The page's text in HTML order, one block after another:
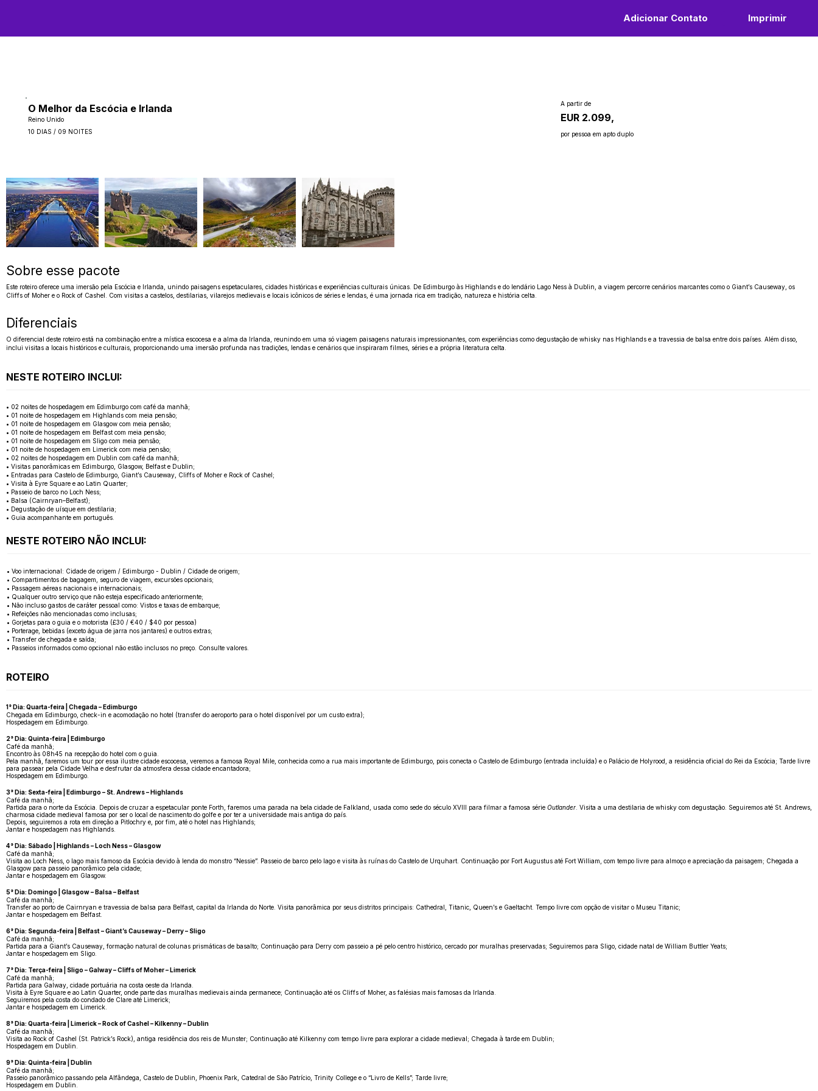
Adicionar Contato Imprimir
O Melhor da Escócia e Irlanda
Reino Unido
10 DIAS / 09 NOITES
A partir de
EUR 2.099,
por pessoa em apto duplo
Sobre esse pacote
Este roteiro oferece uma imersão pela Escócia e Irlanda, unindo paisagens espetaculares, cidades históricas e experiências culturais únicas. De Edimburgo às Highlands e do lendário Lago Ness à Dublin, a viagem percorre cenários marcantes como o Giant’s Causeway, os
Cliffs of Moher e o Rock of Cashel. Com visitas a castelos, destilarias, vilarejos medievais e locais icônicos de séries e lendas, é uma jornada rica em tradição, natureza e história celta.
Diferenciais
O diferencial deste roteiro está na combinação entre a mística escocesa e a alma da Irlanda, reunindo em uma só viagem paisagens naturais impressionantes, com experiências como degustação de whisky nas Highlands e a travessia de balsa entre dois países. Além disso,
inclui visitas a locais históricos e culturais, proporcionando uma imersão profunda nas tradições, lendas e cenários que inspiraram filmes, séries e a própria literatura celta.
NESTE ROTEIRO INCLUI:
• 02 noites de hospedagem em Edimburgo com café da manhã;
• 01 noite de hospedagem em Highlands com meia pensão;
• 01 noite de hospedagem em Glasgow com meia pensão;
• 01 noite de hospedagem em Belfast com meia pensão;
• 01 noite de hospedagem em Sligo com meia pensão;
• 01 noite de hospedagem em Limerick com meia pensão;
• 02 noites de hospedagem em Dublin com café da manhã;
• Visitas panorâmicas em Edimburgo, Glasgow, Belfast e Dublin;
• Entradas para Castelo de Edimburgo, Giant’s Causeway, Cliffs of Moher e Rock of Cashel;
• Visita à Eyre Square e ao Latin Quarter;
• Passeio de barco no Loch Ness;
• Balsa (Cairnryan–Belfast);
• Degustação de uísque em destilaria;
• Guia acompanhante em português.
NESTE ROTEIRO NÃO INCLUI:
• Voo internacional: Cidade de origem / Edimburgo - Dublin / Cidade de origem;
• Compartimentos de bagagem, seguro de viagem, excursões opcionais;
• Passagem aéreas nacionais e internacionais;
• Qualquer outro serviço que não esteja especificado anteriormente;
• Não incluso gastos de caráter pessoal como: Vistos e taxas de embarque;
• Refeições não mencionadas como inclusas;
• Gorjetas para o guia e o motorista (£30 / €40 / $40 por pessoa)
• Porterage, bebidas (exceto água de jarra nos jantares) e outros extras;
• Transfer de chegada e saída;
• Passeios informados como opcional não estão inclusos no preço. Consulte valores.
ROTEIRO
1° Dia: Quarta-feira | Chegada – Edimburgo
Chegada em Edimburgo, check-in e acomodação no hotel (transfer do aeroporto para o hotel disponível por um custo extra);
Hospedagem em Edimburgo.
2° Dia: Quinta-feira | Edimburgo
Café da manhã;
Encontro às 08h45 na recepção do hotel com o guia.
Pela manhã, faremos um tour por essa ilustre cidade escocesa, veremos a famosa Royal Mile, conhecida como a rua mais importante de Edimburgo, pois conecta o Castelo de Edimburgo (entrada incluída) e o Palácio de Holyrood, a residência oficial do Rei da Escócia; Tarde livre
para passear pela Cidade Velha e desfrutar da atmosfera dessa cidade encantadora;
Hospedagem em Edimburgo.
3° Dia: Sexta-feira | Edimburgo – St. Andrews – Highlands
Café da manhã;
Partida para o norte da Escócia. Depois de cruzar a espetacular ponte Forth, faremos uma parada na bela cidade de Falkland, usada como sede do século XVIII para filmar a famosa série Outlander . Visita a uma destilaria de whisky com degustação. Seguiremos até St. Andrews,
charmosa cidade medieval famosa por ser o local de nascimento do golfe e por ter a universidade mais antiga do país.
Depois, seguiremos a rota em direção a Pitlochry e, por fim, até o hotel nas Highlands;
Jantar e hospedagem nas Highlands.
4° Dia: Sábado | Highlands – Loch Ness – Glasgow
Café da manhã;
Visita ao Loch Ness, o lago mais famoso da Escócia devido à lenda do monstro “Nessie”. Passeio de barco pelo lago e visita às ruínas do Castelo de Urquhart. Continuação por Fort Augustus até Fort William, com tempo livre para almoço e apreciação da paisagem; Chegada a
Glasgow para passeio panorâmico pela cidade;
Jantar e hospedagem em Glasgow.
5° Dia: Domingo | Glasgow – Balsa – Belfast
Café da manhã;
Transfer ao porto de Cairnryan e travessia de balsa para Belfast, capital da Irlanda do Norte. Visita panorâmica por seus distritos principais: Cathedral, Titanic, Queen’s e Gaeltacht. Tempo livre com opção de visitar o Museu Titanic;
Jantar e hospedagem em Belfast.
6° Dia: Segunda-feira | Belfast – Giant’s Causeway – Derry – Sligo
Café da manhã;
Partida para a Giant’s Causeway, formação natural de colunas prismáticas de basalto; Continuação para Derry com passeio a pé pelo centro histórico, cercado por muralhas preservadas; Seguiremos para Sligo, cidade natal de William Buttler Yeats;
Jantar e hospedagem em Sligo.
7° Dia: Terça-feira | Sligo – Galway – Cliffs of Moher – Limerick
Café da manhã;
Partida para Galway, cidade portuária na costa oeste da Irlanda.
Visita à Eyre Square e ao Latin Quarter, onde parte das muralhas medievais ainda permanece; Continuação até os Cliffs of Moher, as falésias mais famosas da Irlanda.
Seguiremos pela costa do condado de Clare até Limerick;
Jantar e hospedagem em Limerick.
8° Dia: Quarta-feira | Limerick – Rock of Cashel – Kilkenny – Dublin
Café da manhã;
Visita ao Rock of Cashel (St. Patrick’s Rock), antiga residência dos reis de Munster; Continuação até Kilkenny com tempo livre para explorar a cidade medieval; Chegada à tarde em Dublin;
Hospedagem em Dublin.
9° Dia: Quinta-feira | Dublin
Café da manhã;
Passeio panorâmico passando pela Alfândega, Castelo de Dublin, Phoenix Park, Catedral de São Patrício, Trinity College e o “Livro de Kells”; Tarde livre;
Hospedagem em Dublin.